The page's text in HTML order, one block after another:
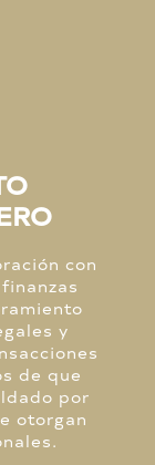
con
y
de que
por
otorgan